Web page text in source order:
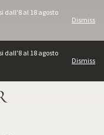
dall'8 al 18 agosto
Dismiss
dall'8 al 18 agosto
Dismiss